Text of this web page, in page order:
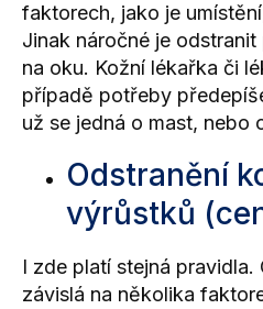
faktorech, jako je
Jinak náročné je odstranit
na oku. Kožní lékařka či
případě potřeby
už se jedná o mast, nebo
Odstranění
výrůstků
I zde platí stejná pravidla.
závislá na několika